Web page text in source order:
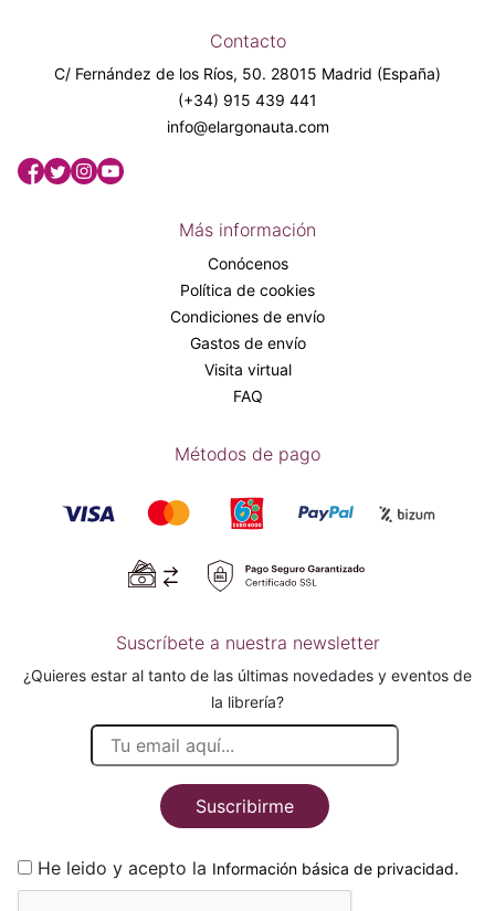
Contacto
C/ Fernández de los Ríos, 50. 28015 Madrid (España)
(+34) 915 439 441
info@elargonauta.com
Más información
Conócenos
Política de cookies
Condiciones de envío
Gastos de envío
Visita virtual
FAQ
Métodos de pago
Suscríbete a nuestra newsletter
¿Quieres estar al tanto de las últimas novedades y eventos de
la librería?
Suscribirme
He leido y acepto la Información básica de privacidad.